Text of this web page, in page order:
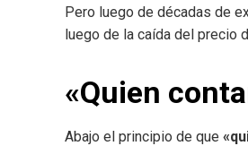
Pero luego de décadas de
luego de la caída del precio
«Quien
Abajo el principio de que